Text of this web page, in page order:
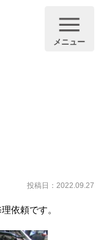
メニュー
投稿日：2022.09.27
依頼です。